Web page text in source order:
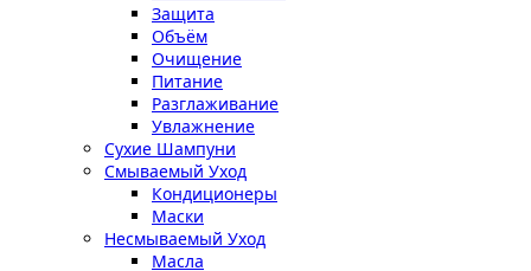
Защита
Объём
Очищение
Питание
Разглаживание
Увлажнение
Сухие Шампуни
Смываемый Уход
Кондиционеры
Маски
Несмываемый Уход
Масла